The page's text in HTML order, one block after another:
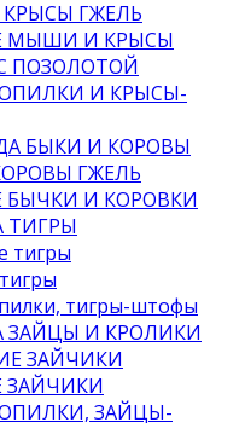
ГЖЕЛЬ
МЫШИ И КРЫСЫ
ПОЗОЛОТОЙ
И КРЫСЫ-
БЫКИ И КОРОВЫ
ГЖЕЛЬ
БЫЧКИ И КОРОВКИ
ТИГРЫ
тигры
тигры-штофы
ЗАЙЦЫ И КРОЛИКИ
ЗАЙЧИКИ
ЗАЙЧИКИ
ЗАЙЦЫ-